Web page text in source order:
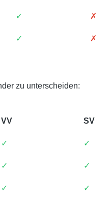
✓ ✗
✓ ✗
zu unterscheiden:
VV SV
✓ ✓
✓ ✓
✓ ✓